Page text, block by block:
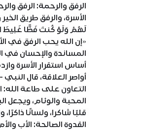
الرفق والرحمة: الرفق
الأسرة، والرفق طريق
«إن الله يحب الرفق في
المساندة والإحسان في
أساس استقرار الأسرة
أواصر العلاقة، قال
التعاون على طاعة
المحبة والوئام، ويجعل
قلبًا شاكرا، ولسانًا
القدوة الصالحة: الأب